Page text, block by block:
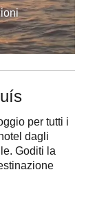
per tutti i
dagli
Goditi la